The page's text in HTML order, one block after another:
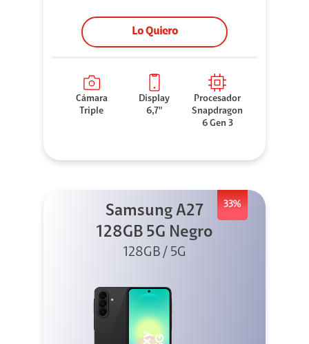
Lo Quiero
Cámara
Triple
Display
6,7"
Procesador
Snapdragon
6 Gen 3
33%
Samsung A27
128GB 5G Negro
128GB / 5G